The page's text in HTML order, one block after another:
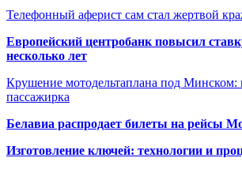
Телефонный аферист сам стал жертвой
Европейский центробанк повысил
несколько лет
Крушение мотодельтаплана под Минском:
пассажирка
Белавиа распродает билеты на рейсы
Изготовление ключей: технологии и